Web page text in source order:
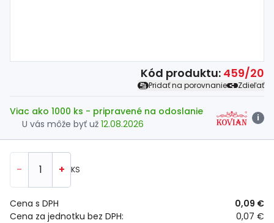
Kód produktu: 459/20
Pridať na porovnanie Zdieľať
Viac ako 1000 ks - pripravené na odoslanie
U vás môže byť už 12.08.2026
i
- + KS
Cena za jednotku bez DPH: 0,07 €
Cena s DPH 0,09 €